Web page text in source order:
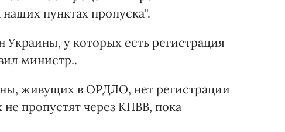
пунктах пропуска".
у которых есть регистрация
министр..
живущих в ОРДЛО, нет регистрации
пропустят через КПВВ, пока